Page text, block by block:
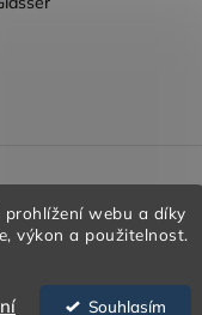
prohlížení webu a díky
výkon a použitelnost.
Souhlasím